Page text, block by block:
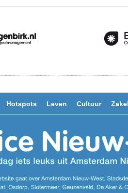
Hotspots Leven Cultuur